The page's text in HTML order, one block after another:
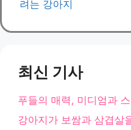
려는 강아지
최신 기사
푸들의 매력, 미디엄과
강아지가 보쌈과 삼겹살